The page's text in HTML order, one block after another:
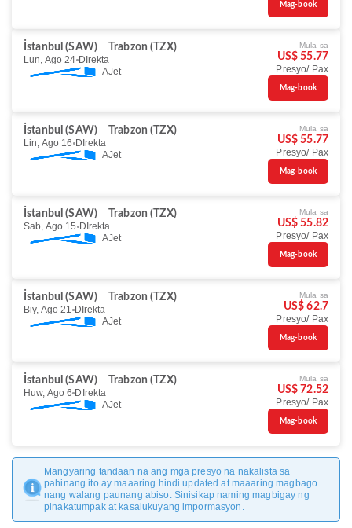
Mag-book
İstanbul (SAW)
Trabzon (TZX)
Lun, Ago 24 DIrekta
AJet
Mula sa
US$ 55.77
Presyo/ Pax
Mag-book
İstanbul (SAW)
Trabzon (TZX)
Lin, Ago 16 DIrekta
AJet
Mula sa
US$ 55.77
Presyo/ Pax
Mag-book
İstanbul (SAW)
Trabzon (TZX)
Sab, Ago 15 DIrekta
AJet
Mula sa
US$ 55.82
Presyo/ Pax
Mag-book
İstanbul (SAW)
Trabzon (TZX)
Biy, Ago 21 DIrekta
AJet
Mula sa
US$ 62.7
Presyo/ Pax
Mag-book
İstanbul (SAW)
Trabzon (TZX)
Huw, Ago 6 DIrekta
AJet
Mula sa
US$ 72.52
Presyo/ Pax
Mag-book
Mangyaring tandaan na ang mga presyo na nakalista sa
pahinang ito ay maaaring hindi updated at maaaring magbago
nang walang paunang abiso. Sinisikap naming magbigay ng
pinakatumpak at kasalukuyang impormasyon.